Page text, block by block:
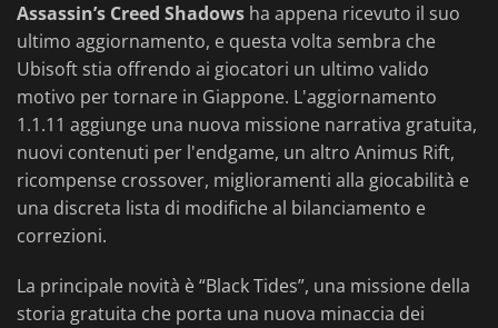
Assassin’s Creed Shadows ha appena ricevuto il suo
ultimo aggiornamento, e questa volta sembra che
Ubisoft stia offrendo ai giocatori un ultimo valido
motivo per tornare in Giappone. L'aggiornamento
1.1.11 aggiunge una nuova missione narrativa gratuita,
nuovi contenuti per l'endgame, un altro Animus Rift,
ricompense crossover, miglioramenti alla giocabilità e
una discreta lista di modifiche al bilanciamento e
correzioni.
La principale novità è “Black Tides”, una missione della
storia gratuita che porta una nuova minaccia dei